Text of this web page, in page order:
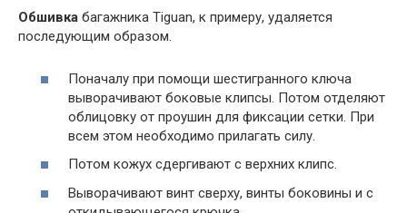
Обшивка багажника Tiguan, к примеру, удаляется
последующим образом.
Поначалу при помощи шестигранного ключа
выворачивают боковые клипсы. Потом отделяют
облицовку от проушин для фиксации сетки. При
всем этом необходимо прилагать силу.
Потом кожух сдергивают с верхних клипс.
Выворачивают винт сверху, винты боковины и с